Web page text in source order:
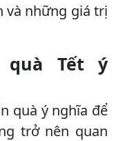
và những giá trị
quà Tết ý
quà ý nghĩa để
trở nên quan